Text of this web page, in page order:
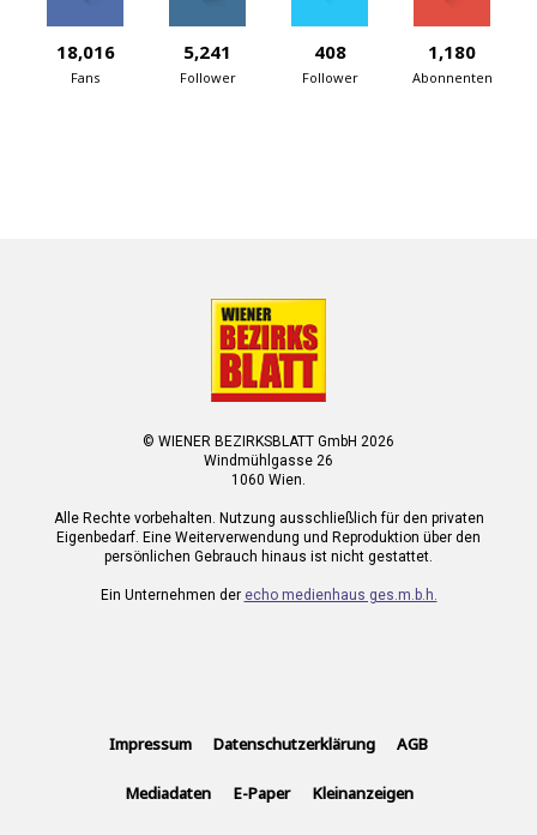
18,016
Fans
5,241
Follower
408
Follower
1,180
Abonnenten
© WIENER BEZIRKSBLATT GmbH 2026
Windmühlgasse 26
1060 Wien.
Alle Rechte vorbehalten. Nutzung ausschließlich für den privaten
Eigenbedarf. Eine Weiterverwendung und Reproduktion über den
persönlichen Gebrauch hinaus ist nicht gestattet.
Ein Unternehmen der echo medienhaus ges.m.b.h.
Impressum Datenschutzerklärung AGB
Mediadaten E-Paper Kleinanzeigen